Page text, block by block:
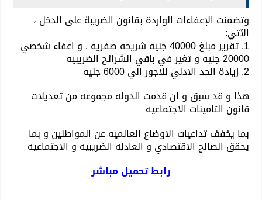
وتضمنت الإعفاءات الواردة بقانون الضريبة على الدخل ،
الآتي:
1. تقرير مبلغ 40000 جنيه شريحه صفريه . و اعفاء شخصي
20000 جنيه و تغير في باقي الشرائح الضريبيه
2. زيادة الحد الادني للاجور الي 6000 جنيه
هذا و قد سبق و ان قدمت الدوله مجموعه من تعديلات
قانون التامينات الاجتماعيه
بما يخفف تداعيات الاوضاع العالميه عن المواطنين و بما
يحقق الصالح الاقتصادي و العادله الضريبيه و الاجتماعيه
رابط تحميل مباشر